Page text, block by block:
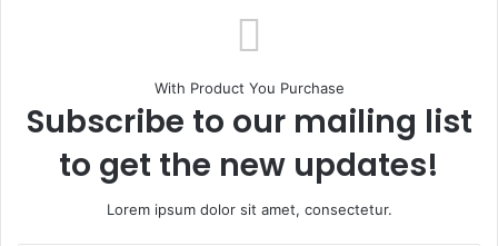
With Product You Purchase
Subscribe to our mailing list
to get the new updates!
Lorem ipsum dolor sit amet, consectetur.